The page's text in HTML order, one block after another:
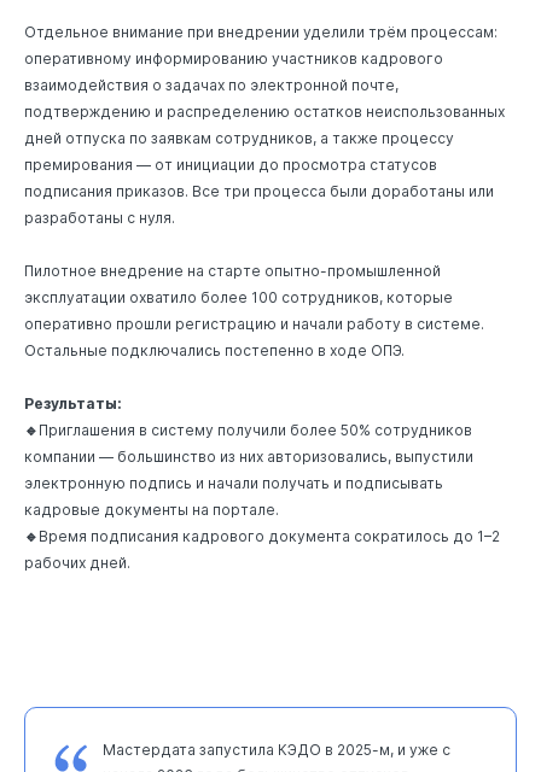
Отдельное внимание при внедрении уделили трём процессам:
оперативному информированию участников кадрового
взаимодействия о задачах по электронной почте,
подтверждению и распределению остатков неиспользованных
дней отпуска по заявкам сотрудников, а также процессу
премирования — от инициации до просмотра статусов
подписания приказов. Все три процесса были доработаны или
разработаны с нуля.
Пилотное внедрение на старте опытно-промышленной
эксплуатации охватило более 100 сотрудников, которые
оперативно прошли регистрацию и начали работу в системе.
Остальные подключались постепенно в ходе ОПЭ.
Результаты:
🔹 Приглашения в систему получили более 50% сотрудников
компании — большинство из них авторизовались, выпустили
электронную подпись и начали получать и подписывать
кадровые документы на портале.
🔹 Время подписания кадрового документа сократилось до 1–2
рабочих дней.
Мастердата запустила КЭДО в 2025-м, и уже с